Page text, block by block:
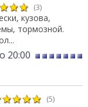
(3)
кузова,
тормозной.
20:00
(5)